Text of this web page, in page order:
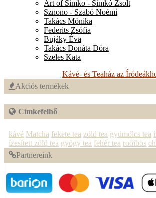
Art of Simko - Simkó Zsolt
Sznono - Szabó Noémi
Takács Mónika
Federits Zsófia
Bujáky Éva
Takács Donáta Dóra
Szeles Kata
Kávé- és Teaház az
Akciós termékek
Címkefelhő
kávé Matcha fekete tea zöld tea gyümölcs tea
ízesített zöld tea gyógy tea fehér tea rooibos
Partnereink